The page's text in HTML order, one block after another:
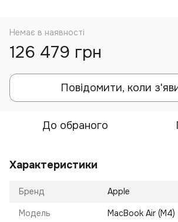
Немає в наявності
126 479 грн
Повідомити, коли
До обраного
Характеристики
Бренд Apple
Модель MacBook Air (M4)